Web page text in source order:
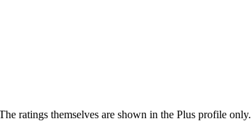
ratings themselves are shown in the Plus profile only.